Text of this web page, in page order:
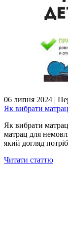
06 липня 2024 |
Як вибрати
Як вибрати
матрац для
який догляд
Читати статтю